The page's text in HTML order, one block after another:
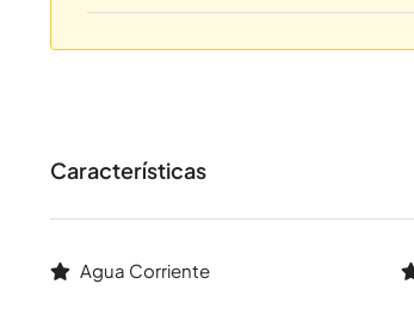
Características
Agua Corriente